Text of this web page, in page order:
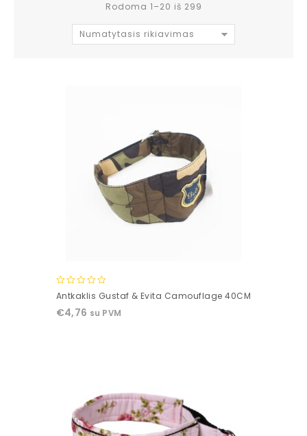
Rodoma 1–20 iš 299
Numatytasis rikiavimas
0
of
Antkaklis Gustaf & Evita Camouflage 40CM
€4,76 su PVM